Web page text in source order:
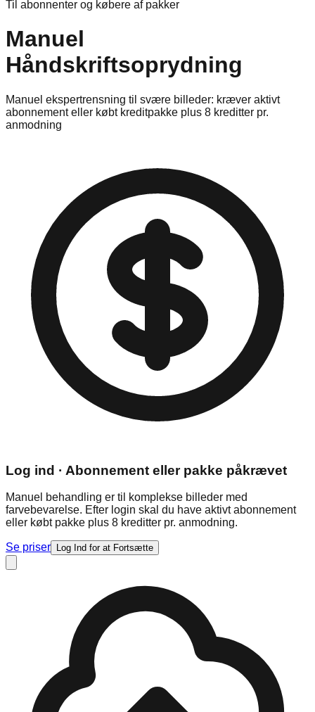
Til abonnenter og købere af pakker
Manuel
Håndskriftsoprydning
Manuel ekspertrensning til svære billeder: kræver aktivt
abonnement eller købt kreditpakke plus 8 kreditter pr.
anmodning
Log ind · Abonnement eller pakke påkrævet
Manuel behandling er til komplekse billeder med
farvebevarelse. Efter login skal du have aktivt abonnement
eller købt pakke plus 8 kreditter pr. anmodning.
Se priser Log Ind for at Fortsætte